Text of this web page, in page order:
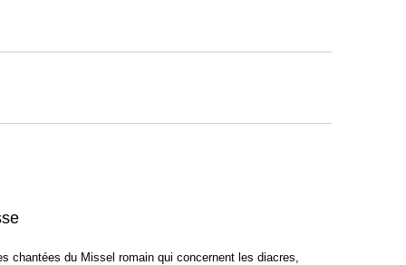
chantées du Missel romain qui concernent les diacres,